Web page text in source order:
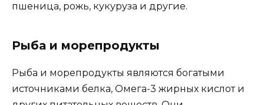
пшеница, рожь, кукуруза и другие.
Рыба и морепродукты
Рыба и морепродукты являются богатыми
источниками белка, Омега-3 жирных кислот и